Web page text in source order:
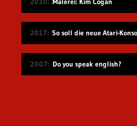
2017 So soll die neue Atari-
2007 Do you speak english?